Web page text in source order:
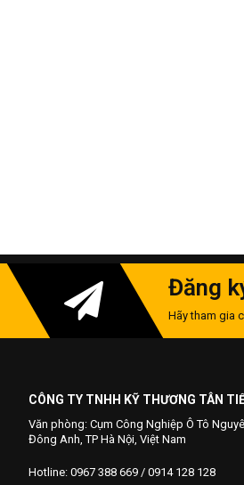
Đăng
Hãy tham gia
CÔNG TY TNHH KỸ THƯƠNG TÂN
Văn phòng: Cụm Công Nghiệp Ô Tô
Đông Anh, TP Hà Nội, Việt Nam
Hotline: 0967 388 669 / 0914 128 128